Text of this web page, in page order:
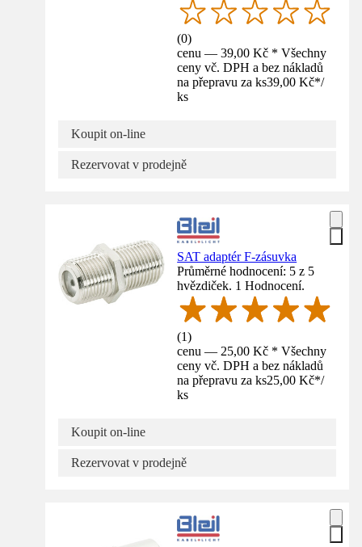
(0)
cenu — 39,00 Kč * Všechny
ceny vč. DPH a bez nákladů
na přepravu za ks39,00 Kč*/
ks
Koupit on-line
Rezervovat v prodejně
SAT adaptér F-zásuvka
Průměrné hodnocení: 5 z 5
hvězdiček. 1 Hodnocení.
(1)
cenu — 25,00 Kč * Všechny
ceny vč. DPH a bez nákladů
na přepravu za ks25,00 Kč*/
ks
Koupit on-line
Rezervovat v prodejně